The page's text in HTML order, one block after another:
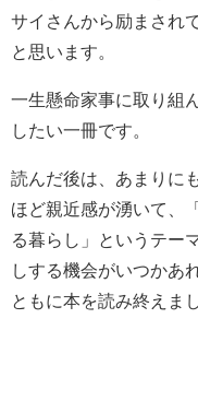
サイさんから励まされ
と思います。
一生懸命家事に取り組
したい一冊です。
読んだ後は、あまりに
ほど親近感が湧いて、
る暮らし」というテー
しする機会がいつかあ
ともに本を読み終えま